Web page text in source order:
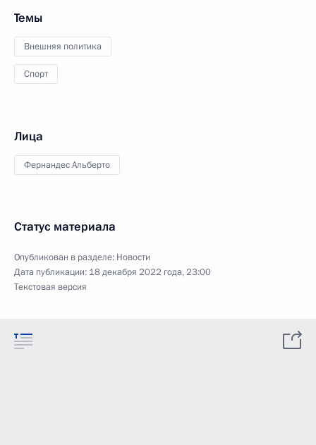
Темы
Внешняя политика
Спорт
Лица
Фернандес Альберто
Статус материала
Опубликован в разделе: Новости
Дата публикации: 18 декабря 2022 года, 23:00
Текстовая версия